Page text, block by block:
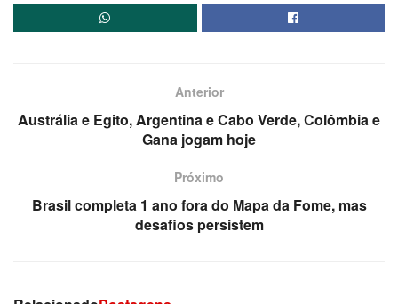
Anterior
Austrália e Egito, Argentina e Cabo Verde, Colômbia e
Gana jogam hoje
Próximo
Brasil completa 1 ano fora do Mapa da Fome, mas
desafios persistem